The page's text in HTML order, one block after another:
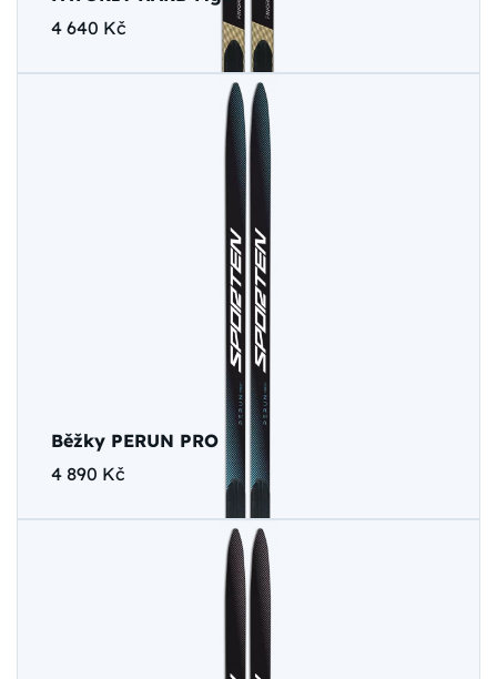
4 640 Kč
Běžky PERUN PRO
4 890 Kč